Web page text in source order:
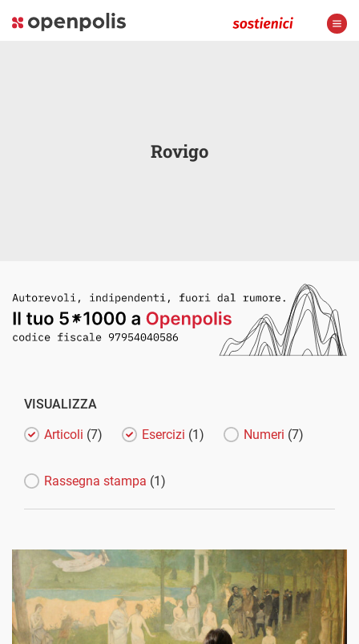
Rovigo
VISUALIZZA
Articoli (7) Esercizi (1) Numeri (7)
Rassegna stampa (1)